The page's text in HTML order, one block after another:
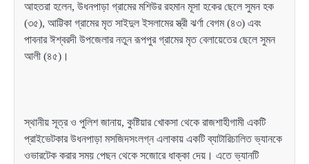
আহতরা হলেন, উধনপাড়া গ্রামের মশিউর রহমান মূসা হকের ছেলে সুমন হক
(৩৫), আট্টিকা গ্রামের মৃত সাইদুল ইসলামের স্ত্রী ঝর্ণা বেগম (৪৩) এবং
পাবনার ঈশ্বরদী উপজেলার নতুন রূপপুর গ্রামের মৃত বেলায়েতের ছেলে সুমন
আলী (৪৫)।
স্থানীয় সূত্র ও পুলিশ জানায়, কুষ্টিয়ার খোকসা থেকে রাজশাহীগামী একটি
প্রাইভেটকার উধনপাড়া মসজিদসংলগ্ন এলাকায় একটি ব্যাটারিচালিত ভ্যানকে
ওভারটেক করার সময় পেছন থেকে সজোরে ধাক্কা দেয়। এতে ভ্যানটি